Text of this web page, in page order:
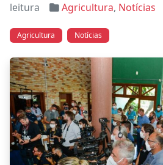
leitura
Agricultura, Notícias
Agricultura Notícias